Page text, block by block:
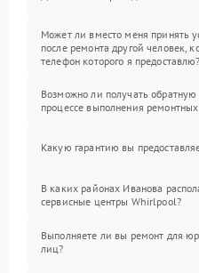
Может ли вместо меня принять
после ремонта другой человек,
телефон которого я предоставлю?
Возможно ли получать обратную
процессе выполнения ремонтных
Какую гарантию вы
В каких районах Иванова
сервисные центры Whirlpool?
Выполняете ли вы ремонт для
лиц?